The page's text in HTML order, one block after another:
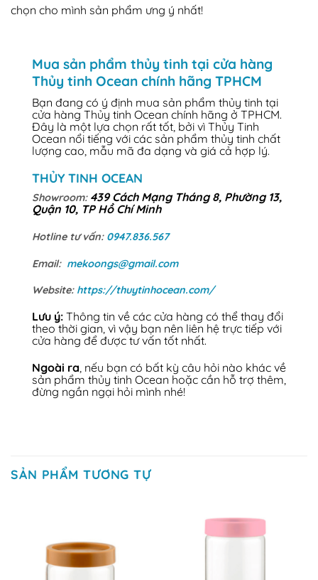
chọn cho mình sản phẩm ưng ý nhất!
Mua sản phẩm thủy tinh tại cửa hàng
Thủy tinh Ocean chính hãng TPHCM
Bạn đang có ý định mua sản phẩm thủy tinh tại
cửa hàng Thủy tinh Ocean chính hãng ở TPHCM.
Đây là một lựa chọn rất tốt, bởi vì Thủy Tinh
Ocean nổi tiếng với các sản phẩm thủy tinh chất
lượng cao, mẫu mã đa dạng và giá cả hợp lý.
THỦY TINH OCEAN
Showroom: 439 Cách Mạng Tháng 8, Phường 13,
Quận 10, TP Hồ Chí Minh
Hotline tư vấn: 0947.836.567
Email: mekoongs@gmail.com
Website: https://thuytinhocean.com/
Lưu ý: Thông tin về các cửa hàng có thể thay đổi
theo thời gian, vì vậy bạn nên liên hệ trực tiếp với
cửa hàng để được tư vấn tốt nhất.
Ngoài ra, nếu bạn có bất kỳ câu hỏi nào khác về
sản phẩm thủy tinh Ocean hoặc cần hỗ trợ thêm,
đừng ngần ngại hỏi mình nhé!
SẢN PHẨM TƯƠNG TỰ